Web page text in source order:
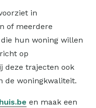
in
of meerdere
hun woning willen
op
deze trajecten ook
de woningkwaliteit.
en maak een